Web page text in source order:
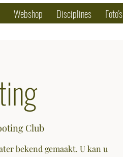
Webshop Disciplines Foto's
Club
bekend gemaakt. U kan u